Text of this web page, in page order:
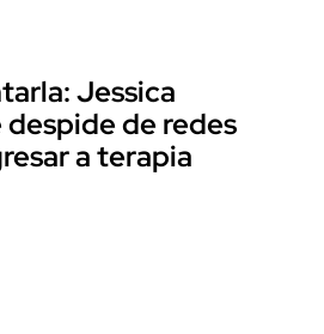
Jessica
despide de redes
a terapia